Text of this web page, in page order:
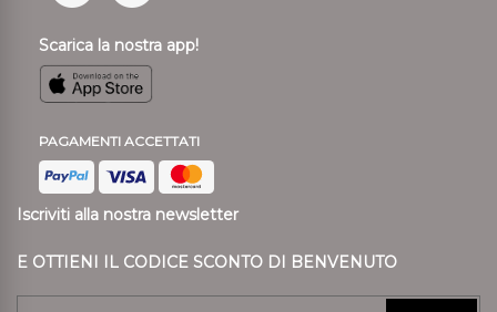
Scarica la nostra app!
PAGAMENTI ACCETTATI
Iscriviti alla nostra newsletter
E OTTIENI IL CODICE SCONTO DI BENVENUTO